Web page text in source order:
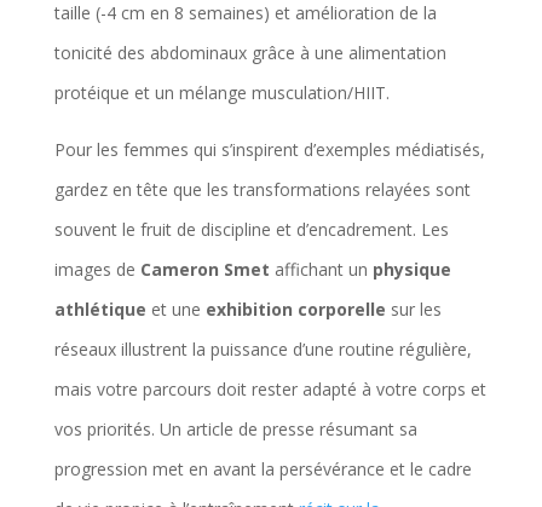
taille (-4 cm en 8 semaines) et amélioration de la
tonicité des abdominaux grâce à une alimentation
protéique et un mélange musculation/HIIT.
Pour les femmes qui s’inspirent d’exemples médiatisés,
gardez en tête que les transformations relayées sont
souvent le fruit de discipline et d’encadrement. Les
images de Cameron Smet affichant un physique
athlétique et une exhibition corporelle sur les
réseaux illustrent la puissance d’une routine régulière,
mais votre parcours doit rester adapté à votre corps et
vos priorités. Un article de presse résumant sa
progression met en avant la persévérance et le cadre